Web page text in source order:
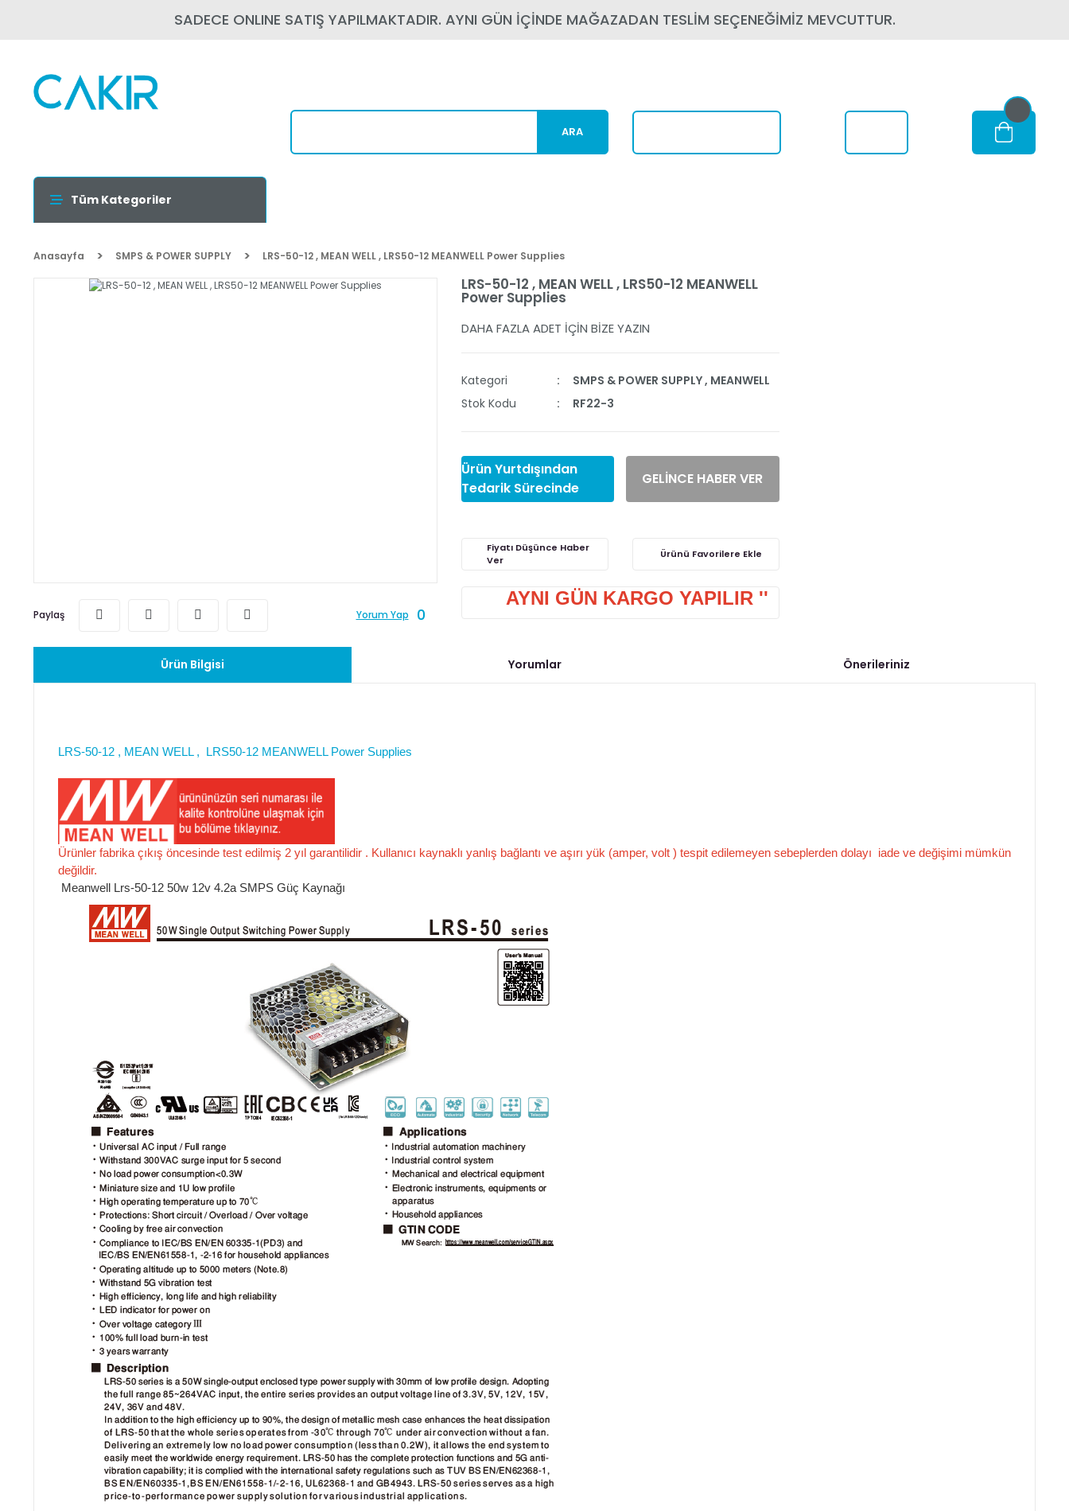
SADECE ONLINE SATIŞ YAPILMAKTADIR. AYNI GÜN İÇİNDE MAĞAZADAN TESLİM SEÇENEĞİMİZ MEVCUTTUR.
ARA
Tüm Kategoriler
Anasayfa SMPS & POWER SUPPLY LRS-50-12 , MEAN WELL , LRS50-12 MEANWELL Power Supplies
Paylaş Yorum Yap 0
LRS-50-12 , MEAN WELL , LRS50-12 MEANWELL
Power Supplies
DAHA FAZLA ADET İÇİN BİZE YAZIN
Kategori SMPS & POWER SUPPLY, MEANWELL
Stok Kodu
RF22-3
Ürün Yurtdışından
Tedarik Sürecinde
GELİNCE HABER VER
Fiyatı Düşünce Haber
Ver
AYNI GÜN KARGO YAPILIR ''
Ürün Bilgisi Yorumlar Önerileriniz
LRS-50-12 , MEAN WELL , LRS50-12 MEANWELL Power Supplies
Ürünler fabrika çıkış öncesinde test edilmiş 2 yıl garantilidir . Kullanıcı kaynaklı yanlış bağlantı ve aşırı yük (amper, volt ) tespit edilemeyen sebeplerden dolayı iade ve değişimi mümkün
değildir.
Meanwell Lrs-50-12 50w 12v 4.2a SMPS Güç Kaynağı